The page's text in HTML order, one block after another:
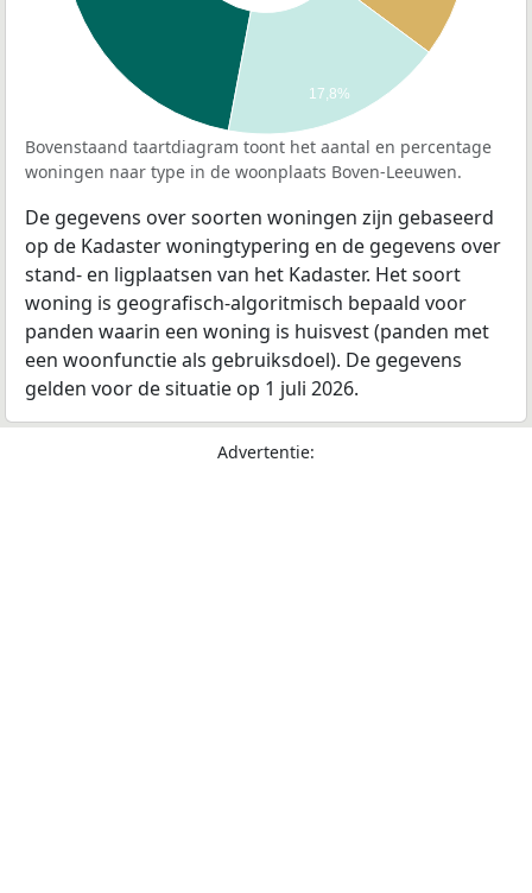
17,8%
Bovenstaand taartdiagram toont het aantal en percentage
woningen naar type in de woonplaats Boven-Leeuwen.
De gegevens over soorten woningen zijn gebaseerd
op de Kadaster woningtypering en de gegevens over
stand- en ligplaatsen van het Kadaster. Het soort
woning is geografisch-algoritmisch bepaald voor
panden waarin een woning is huisvest (panden met
een woonfunctie als gebruiksdoel). De gegevens
gelden voor de situatie op 1 juli 2026.
Advertentie: